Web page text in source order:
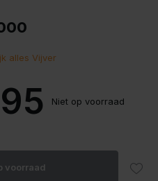
alles Vijver
Niet op voorraad
voorraad